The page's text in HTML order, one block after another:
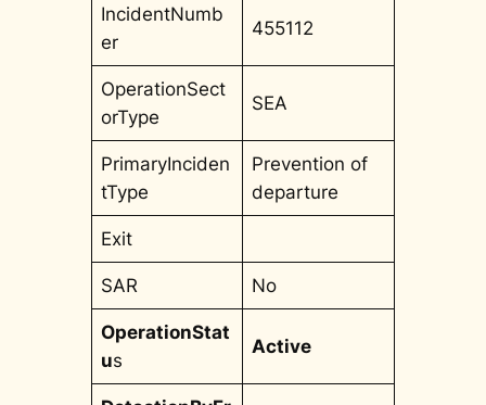
IncidentNumb
er
455112
OperationSect
orType
SEA
PrimaryInciden
tType
Prevention of
departure
Exit
SAR No
OperationStat
us
Active